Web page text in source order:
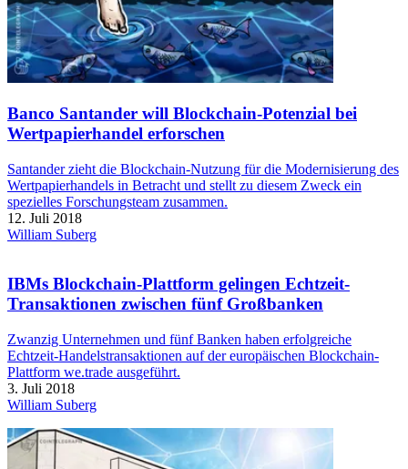
Banco Santander will Blockchain-Potenzial bei
Wertpapierhandel erforschen
Santander zieht die Blockchain-Nutzung für die Modernisierung des
Wertpapierhandels in Betracht und stellt zu diesem Zweck ein
spezielles Forschungsteam zusammen.
12. Juli 2018
William Suberg
IBMs Blockchain-Plattform gelingen Echtzeit-
Transaktionen zwischen fünf Großbanken
Zwanzig Unternehmen und fünf Banken haben erfolgreiche
Echtzeit-Handelstransaktionen auf der europäischen Blockchain-
Plattform we.trade ausgeführt.
3. Juli 2018
William Suberg